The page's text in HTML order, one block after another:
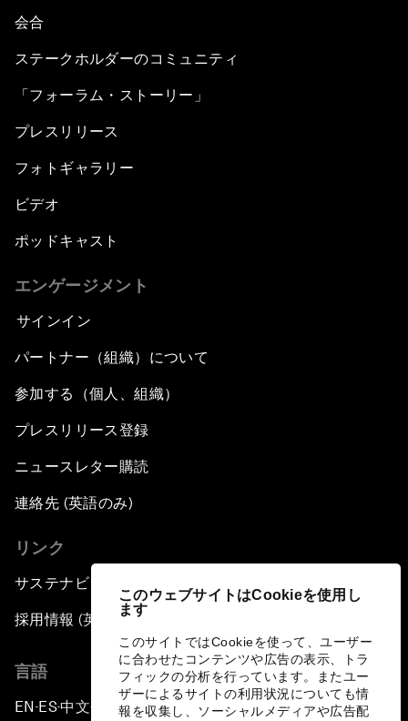
このウェブサイトはCookieを使用し
ます
このサイトではCookieを使って、ユーザー
に合わせたコンテンツや広告の表示、トラ
フィックの分析を行っています。またユー
ザーによるサイトの利用状況についても情
報を収集し、ソーシャルメディアや広告配
会合
ステークホルダーのコミュニティ
「フォーラム・ストーリー」
プレスリリース
フォトギャラリー
ビデオ
ポッドキャスト
エンゲージメント
サインイン
パートナー（組織）について
参加する（個人、組織）
プレスリリース登録
ニュースレター購読
連絡先 (英語のみ)
リンク
サステナビリティへの取り組み
採用情報 (英語のみ)
言語
EN ▪ES▪中文▪ 日本語